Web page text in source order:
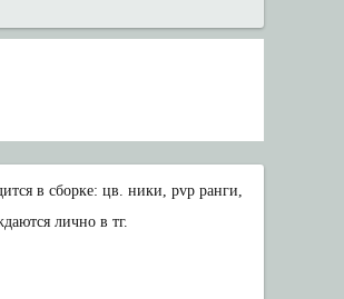
в сборке: цв. ники, pvp ранги,
лично в тг.